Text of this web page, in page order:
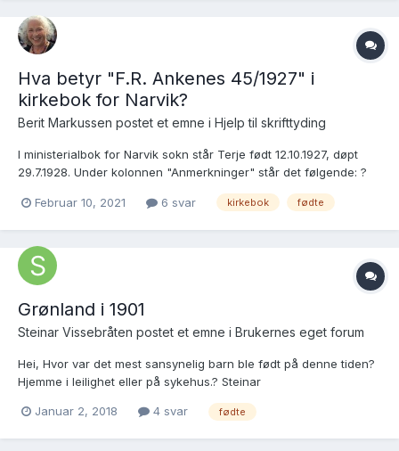
Hva betyr "F.R. Ankenes 45/1927" i
kirkebok for Narvik?
Berit Markussen postet et emne i Hjelp til skrifttyding
I ministerialbok for Narvik sokn står Terje født 12.10.1927, døpt
29.7.1928. Under kolonnen "Anmerkninger" står det følgende: ?
https://www.digitalarkivet.no/kb10051103240147 Betyr dette at
Februar 10, 2021 6 svar kirkebok fødte
Grønland i 1901
Steinar Vissebråten postet et emne i Brukernes eget forum
Hei, Hvor var det mest sansynelig barn ble født på denne tiden?
Hjemme i leilighet eller på sykehus.? Steinar
Januar 2, 2018 4 svar fødte